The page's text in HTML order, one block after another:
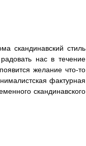
скандинавский стиль
нас в течение
желание что-то
фактурная
скандинавского